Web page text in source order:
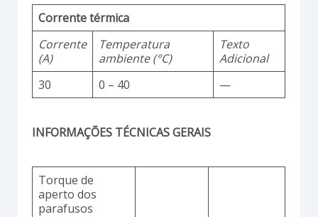
Corrente térmica
Corrente
(A)
Temperatura
ambiente (°C)
Texto
Adicional
30
0 – 40 —
INFORMAÇÕES TÉCNICAS GERAIS
Torque de
aperto dos
parafusos